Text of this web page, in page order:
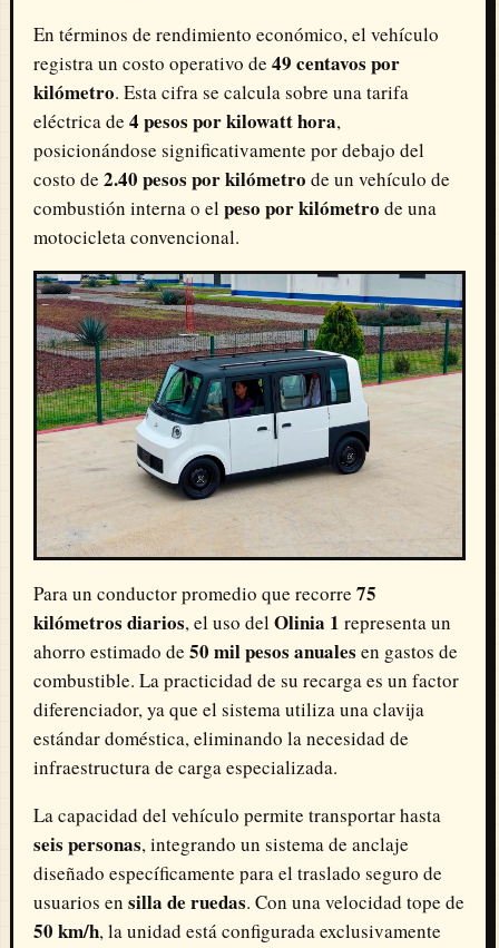
En términos de rendimiento económico, el vehículo
registra un costo operativo de 49 centavos por
kilómetro. Esta cifra se calcula sobre una tarifa
eléctrica de 4 pesos por kilowatt hora,
posicionándose significativamente por debajo del
costo de 2.40 pesos por kilómetro de un vehículo de
combustión interna o el peso por kilómetro de una
motocicleta convencional.
Para un conductor promedio que recorre 75
kilómetros diarios, el uso del Olinia 1 representa un
ahorro estimado de 50 mil pesos anuales en gastos de
combustible. La practicidad de su recarga es un factor
diferenciador, ya que el sistema utiliza una clavija
estándar doméstica, eliminando la necesidad de
infraestructura de carga especializada.
La capacidad del vehículo permite transportar hasta
seis personas, integrando un sistema de anclaje
diseñado específicamente para el traslado seguro de
usuarios en silla de ruedas. Con una velocidad tope de
50 km/h, la unidad está configurada exclusivamente